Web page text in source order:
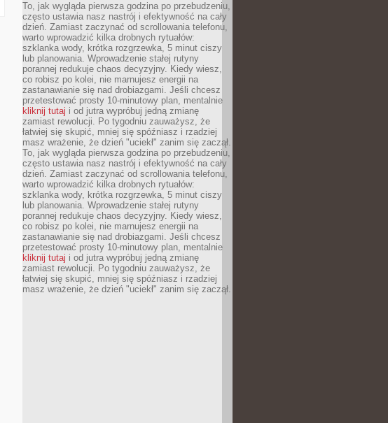
To, jak wygląda pierwsza godzina po przebudzeniu,
często ustawia nasz nastrój i efektywność na cały
dzień. Zamiast zaczynać od scrollowania telefonu,
warto wprowadzić kilka drobnych rytuałów:
szklanka wody, krótka rozgrzewka, 5 minut ciszy
lub planowania. Wprowadzenie stałej rutyny
porannej redukuje chaos decyzyjny. Kiedy wiesz,
co robisz po kolei, nie marnujesz energii na
zastanawianie się nad drobiazgami. Jeśli chcesz
przetestować prosty 10-minutowy plan, mentalnie
kliknij tutaj i od jutra wypróbuj jedną zmianę
zamiast rewolucji. Po tygodniu zauważysz, że
łatwiej się skupić, mniej się spóźniasz i rzadziej
masz wrażenie, że dzień "uciekł" zanim się zaczął.
To, jak wygląda pierwsza godzina po przebudzeniu,
często ustawia nasz nastrój i efektywność na cały
dzień. Zamiast zaczynać od scrollowania telefonu,
warto wprowadzić kilka drobnych rytuałów:
szklanka wody, krótka rozgrzewka, 5 minut ciszy
lub planowania. Wprowadzenie stałej rutyny
porannej redukuje chaos decyzyjny. Kiedy wiesz,
co robisz po kolei, nie marnujesz energii na
zastanawianie się nad drobiazgami. Jeśli chcesz
przetestować prosty 10-minutowy plan, mentalnie
kliknij tutaj i od jutra wypróbuj jedną zmianę
zamiast rewolucji. Po tygodniu zauważysz, że
łatwiej się skupić, mniej się spóźniasz i rzadziej
masz wrażenie, że dzień "uciekł" zanim się zaczął.